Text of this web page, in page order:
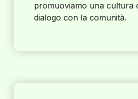
promuoviamo una cultura
dialogo con la comunità.